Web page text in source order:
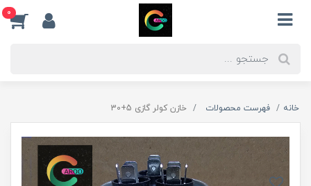
0
خانه فهرست محصولات خازن کولر گازی 5+30